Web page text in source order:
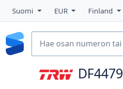
Suomi EUR Finland
DF4479